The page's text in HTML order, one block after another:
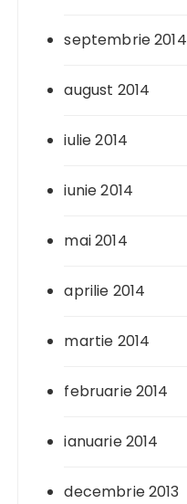
septembrie 2014
august 2014
iulie 2014
iunie 2014
mai 2014
aprilie 2014
martie 2014
februarie 2014
ianuarie 2014
decembrie 2013